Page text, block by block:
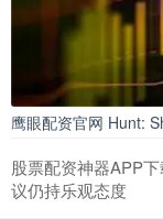
鹰眼配资官网 Hunt:
股票配资神器APP
议仍持乐观态度